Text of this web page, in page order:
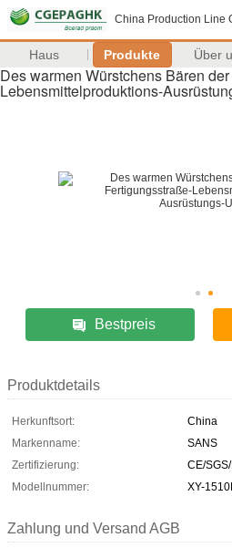
China Production Line
Haus Produkte Über
Des warmen Würstchens Bären
Lebensmittelproduktions-
Bestpreis
Produktdetails
Herkunftsort:
China
Markenname:
SANS
Zertifizierung:
CE/
Modellnummer:
XY-
Zahlung und Versand AGB